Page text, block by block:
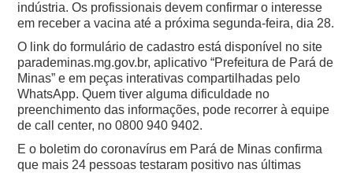
indústria. Os profissionais devem confirmar o interesse
em receber a vacina até a próxima segunda-feira, dia 28.
O link do formulário de cadastro está disponível no site
parademinas.mg.gov.br, aplicativo “Prefeitura de Pará de
Minas” e em peças interativas compartilhadas pelo
WhatsApp. Quem tiver alguma dificuldade no
preenchimento das informações, pode recorrer à equipe
de call center, no 0800 940 9402.
E o boletim do coronavírus em Pará de Minas confirma
que mais 24 pessoas testaram positivo nas últimas